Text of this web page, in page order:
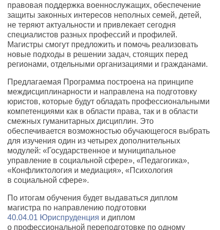
правовая поддержка военнослужащих, обеспечение
защиты законных интересов неполных семей, детей,
не теряют актуальности и привлекает сегодня
специалистов разных профессий и профилей.
Магистры смогут предложить и помочь реализовать
новые подходы в решении задач, стоящих перед
регионами, отдельными организациями и гражданами.
Предлагаемая Программа построена на принципе
междисциплинарности и направлена на подготовку
юристов, которые будут обладать профессиональными
компетенциями как в области права, так и в области
смежных гуманитарных дисциплин. Это
обеспечивается возможностью обучающегося выбрать
для изучения один из четырех дополнительных
модулей: «Государственное и муниципальное
управление в социальной сфере», «Педагогика»,
«Конфликтология и медиация», «Психология
в социальной сфере».
По итогам обучения будет выдаваться диплом
магистра по направлению подготовки
40.04.01 Юриспруденция и диплом
о профессиональной переподготовке по одному